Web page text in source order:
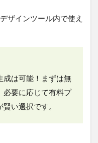
デザインツール内で使え
成は可能！まずは無
必要に応じて有料プ
い選択です。